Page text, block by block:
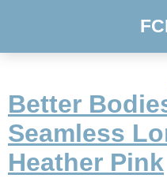
Better
Seamless
Heather Pink